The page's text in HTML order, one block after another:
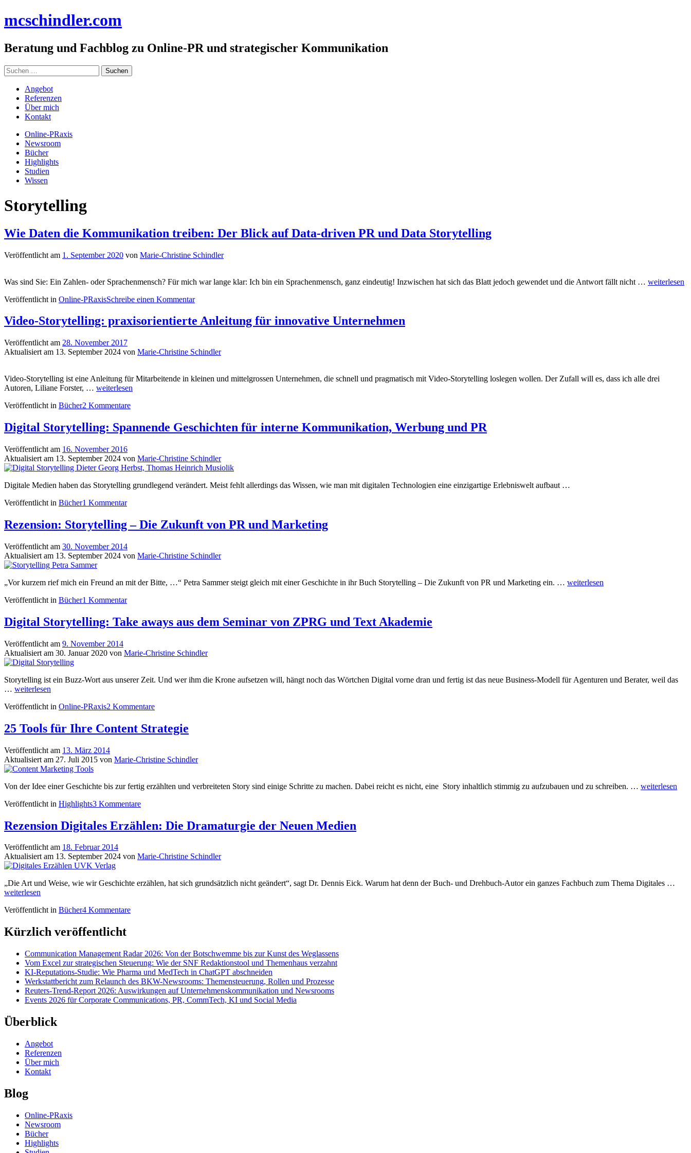
Inhalt
mcschindler.com
Beratung und Fachblog zu Online-PR und strategischer Kommunikation
Suchen
nach:
Angebot
Referenzen
Über mich
Kontakt
Online-PRaxis
Newsroom
Bücher
Highlights
Studien
Wissen
Storytelling
Wie Daten die Kommunikation treiben: Der Blick auf Data-driven PR und Data Storytelling
Veröffentlicht am 1. September 2020 von Marie-Christine Schindler
Was sind Sie: Ein Zahlen- oder Sprachenmensch? Für mich war lange klar: Ich bin ein Sprachenmensch, ganz eindeutig! Inzwischen hat sich das Blatt jedoch gewendet und die Antwort fällt nicht … Wie
PR
und
weiterlesen
Veröffentlicht in Online-PRaxisSchreibe einen Kommentar
Video-Storytelling: praxisorientierte Anleitung für innovative Unternehmen
Veröffentlicht am 28. November 2017
Aktualisiert am 13. September 2024 von Marie-Christine Schindler
Video-Storytelling ist eine Anleitung für Mitarbeitende in kleinen und mittelgrossen Unternehmen, die schnell und pragmatisch mit Video-Storytelling loslegen wollen. Der Zufall will es, dass ich alle drei
Autoren, Liliane Forster, … Video-
praxisorientierte
für
innovative
weiterlesen
Veröffentlicht in Bücher2 Kommentare
Digital Storytelling: Spannende Geschichten für interne Kommunikation, Werbung und PR
Veröffentlicht am 16. November 2016
Aktualisiert am 13. September 2024 von Marie-Christine Schindler
Digitale Medien haben das Storytelling grundlegend verändert. Meist fehlt allerdings das Wissen, wie man mit digitalen Technologien eine einzigartige Erlebniswelt aufbaut …
Veröffentlicht in Bücher1 Kommentar
Rezension: Storytelling – Die Zukunft von PR und Marketing
Veröffentlicht am 30. November 2014
Aktualisiert am 13. September 2024 von Marie-Christine Schindler
„Vor kurzem rief mich ein Freund an mit der Bitte, …“ Petra Sammer steigt gleich mit einer Geschichte in ihr Buch Storytelling – Die Zukunft von PR und Marketing ein. … Rezension:
weiterlesen
Veröffentlicht in Bücher1 Kommentar
Digital Storytelling: Take aways aus dem Seminar von ZPRG und Text Akademie
Veröffentlicht am 9. November 2014
Aktualisiert am 30. Januar 2020 von Marie-Christine Schindler
Storytelling ist ein Buzz-Wort aus unserer Zeit. Und wer ihm die Krone aufsetzen will, hängt noch das Wörtchen Digital vorne dran und fertig ist das neue Business-Modell für Agenturen und Berater, weil das
… Digital
Take
aus
dem
von
ZPRG
und
Akademie
weiterlesen
Veröffentlicht in Online-PRaxis2 Kommentare
25 Tools für Ihre Content Strategie
Veröffentlicht am 13. März 2014
Aktualisiert am 27. Juli 2015 von Marie-Christine Schindler
Von der Idee einer Geschichte bis zur fertig erzählten und verbreiteten Story sind einige Schritte zu machen. Dabei reicht es nicht, eine Story inhaltlich stimmig zu aufzubauen und zu schreiben. … 25
weiterlesen
Veröffentlicht in Highlights3 Kommentare
Rezension Digitales Erzählen: Die Dramaturgie der Neuen Medien
Veröffentlicht am 18. Februar 2014
Aktualisiert am 13. September 2024 von Marie-Christine Schindler
„Die Art und Weise, wie wir Geschichte erzählen, hat sich grundsätzlich nicht geändert“, sagt Dr. Dennis Eick. Warum hat denn der Buch- und Drehbuch-Autor ein ganzes Fachbuch zum Thema Digitales …
weiterlesen
Veröffentlicht in Bücher4 Kommentare
Kürzlich veröffentlicht
Communication Management Radar 2026: Von der Botschwemme bis zur Kunst des Weglassens
Vom Excel zur strategischen Steuerung: Wie der SNF Redaktionstool und Themenhaus verzahnt
KI-Reputations-Studie: Wie Pharma und MedTech in ChatGPT abschneiden
Werkstattbericht zum Relaunch des BKW-Newsrooms: Themensteuerung, Rollen und Prozesse
Reuters-Trend-Report 2026: Auswirkungen auf Unternehmenskommunikation und Newsrooms
Events 2026 für Corporate Communications, PR, CommTech, KI und Social Media
Überblick
Angebot
Referenzen
Über mich
Kontakt
Blog
Online-PRaxis
Newsroom
Bücher
Highlights